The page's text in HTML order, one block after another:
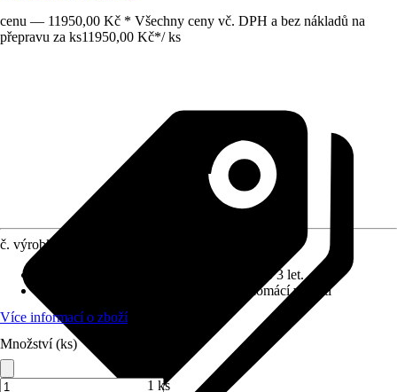
cenu — 11950,00 Kč * Všechny ceny vč. DPH a bez nákladů na
přepravu za ks11950,00 Kč*/ ks
č. výrobku
Není vhodné pro děti do 3 let.
Dětský zahradní program pro domácí využití
Více informací o zboží
Množství (ks)
1 ks